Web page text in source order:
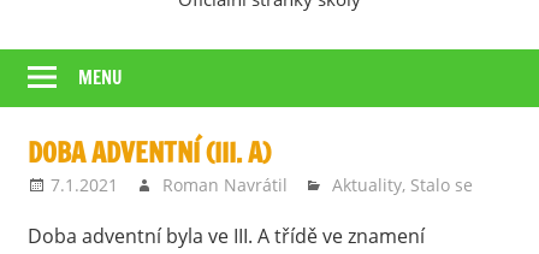
MENU
DOBA ADVENTNÍ (III. A)
7.1.2021 Roman Navrátil Aktuality, Stalo se
Doba adventní byla ve III. A třídě ve znamení